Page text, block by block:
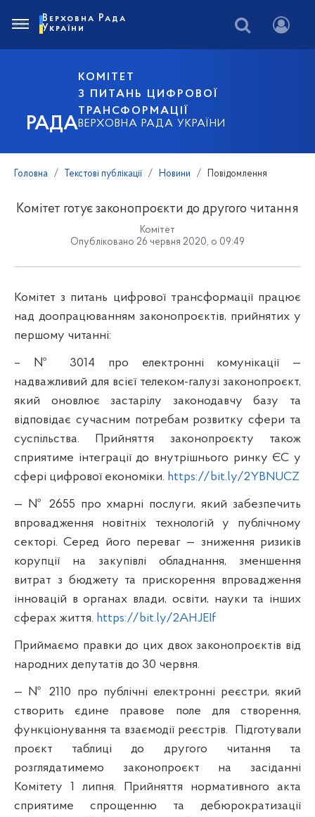
РАДА
КОМІТЕТ
З ПИТАНЬ ЦИФРОВОЇ
ТРАНСФОРМАЦІЇ
ВЕРХОВНА РАДА УКРАЇНИ
Верховна Рада
України
Головна Текстові публікації Новини Повідомлення
Комітет готує законопроєкти до другого читання
Комітет
Опубліковано 26 червня 2020, о 09:49
Комітет з питань цифрової трансформації працює
над доопрацюванням законопроєктів, прийнятих у
першому читанні:
– № 3014 про електронні комунікації —
надважливий для всієї телеком-галузі законопроєкт,
який оновлює застарілу законодавчу базу та
відповідає сучасним потребам розвитку сфери та
суспільства. Прийняття законопроєкту також
сприятиме інтеграції до внутрішнього ринку ЄС у
сфері цифрової економіки. https://bit.ly/2YBNUCZ
— № 2655 про хмарні послуги, який забезпечить
впровадження новітніх технологій у публічному
секторі. Серед його переваг — зниження ризиків
корупції на закупівлі обладнання, зменшення
витрат з бюджету та прискорення впровадження
інновацій в органах влади, освіти, науки та інших
сферах життя. https://bit.ly/2AHJEIf
Приймаємо правки до цих двох законопроєктів від
народних депутатів до 30 червня.
— № 2110 про публічні електронні реєстри, який
створить єдине правове поле для створення,
функціонування та взаємодії реєстрів.
Підготували
проєкт таблиці до другого читання та
розглядатимемо законопроєкт на засіданні
Комітету 1 липня. Прийняття нормативного акта
сприятиме спрощенню та дебюрократизації